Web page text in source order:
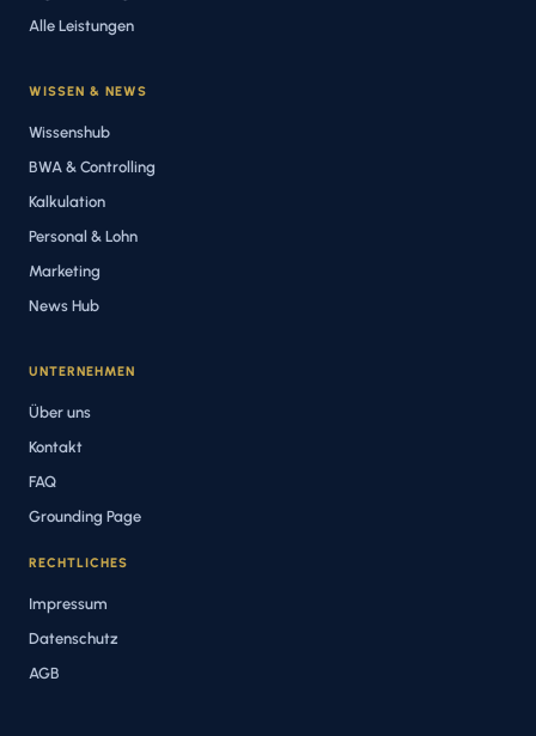
Alle Leistungen
WISSEN & NEWS
Wissenshub
BWA & Controlling
Kalkulation
Personal & Lohn
Marketing
News Hub
UNTERNEHMEN
Über uns
Kontakt
FAQ
Grounding Page
RECHTLICHES
Impressum
Datenschutz
AGB